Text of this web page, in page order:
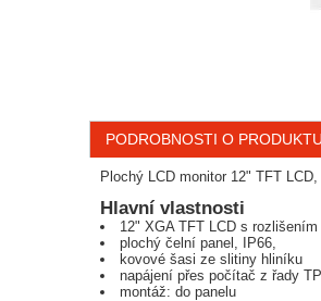
PODROBNOSTI O PRODUKTU
Plochý LCD monitor 12" TFT
Hlavní vlastnosti
12" XGA TFT LCD s
plochý čelní panel, IP66,
kovové šasi ze slitiny hliníku
napájení přes počítač z řady
montáž: do panelu